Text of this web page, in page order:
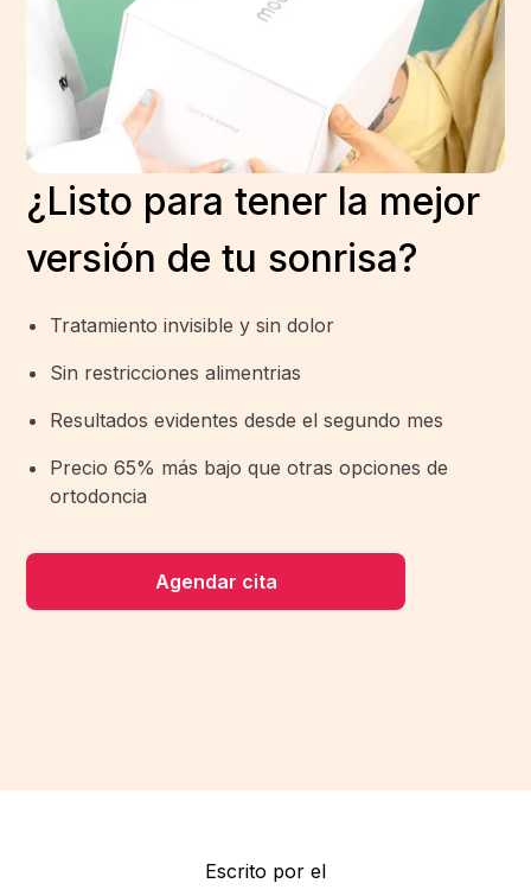
¿Listo para tener la mejor
versión de tu sonrisa?
Tratamiento invisible y sin dolor
Sin restricciones alimentrias
Resultados evidentes desde el segundo mes
Precio 65% más bajo que otras opciones de
ortodoncia
Agendar cita
Escrito por el